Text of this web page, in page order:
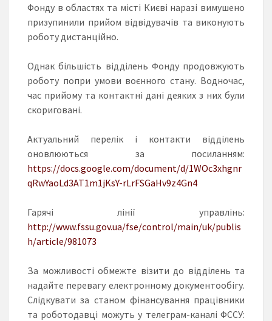
Фонду в областях та місті Києві наразі вимушено
призупинили прийом відвідувачів та виконують
роботу дистанційно.
Однак більшість відділень Фонду продовжують
роботу попри умови воєнного стану. Водночас,
час прийому та контактні дані деяких з них були
скориговані.
Актуальний перелік і контакти відділень
оновлюються за посиланням:
https://docs.google.com/document/d/1WOc3xhgnr
qRwYaoLd3AT1m1jKsY-rLrFSGaHv9z4Gn4
Гарячі лінії управлінь:
http://www.fssu.gov.ua/fse/control/main/uk/publis
h/article/981073
За можливості обмежте візити до відділень та
надайте перевагу електронному документообігу.
Слідкувати за станом фінансування працівники
та роботодавці можуть у телеграм-каналі ФССУ: